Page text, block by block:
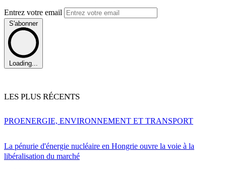
Entrez votre email
S'abonner
Loading...
LES PLUS RÉCENTS
La pénurie d'énergie nucléaire en Hongrie ouvre la voie à la
libéralisation du marché
PROENERGIE, ENVIRONNEMENT ET TRANSPORT